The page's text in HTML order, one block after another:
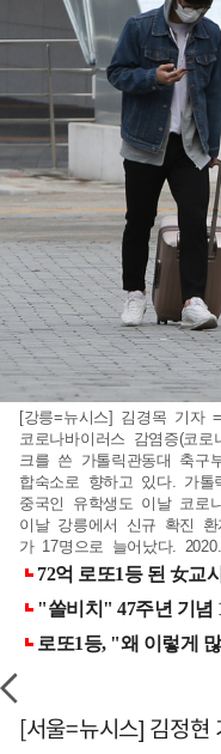
[강릉=뉴시스] 김경목 기자
코로나바이러스 감염증(코
크를 쓴 가톨릭관동대 축구
합숙소로 향하고 있다. 가톨
중국인 유학생도 이날 코로
이날 강릉에서 신규 확진
가 17명으로 늘어났다.
[서울=뉴시스] 김정현